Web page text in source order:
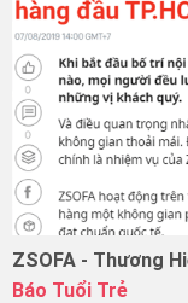
ZSOFA - Thương
Báo Tuổi Trẻ